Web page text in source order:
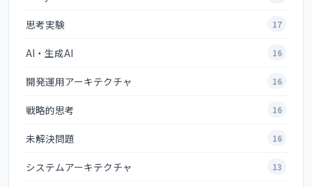
思考実験 17
AI・生成AI 16
開発運用アーキテクチャ 16
戦略的思考 16
未解決問題 16
システムアーキテクチャ 13